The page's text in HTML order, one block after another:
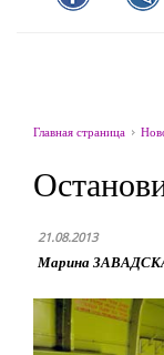
Главная страница
21.08.2013
Марина